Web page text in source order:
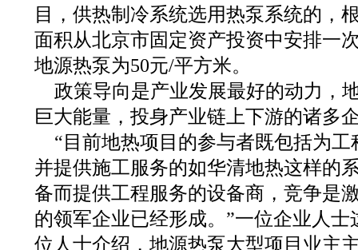
目，供热制冷系统选用热泵系统的，
面积从北京市固定资产投资中安排一
地源热泵为50元/平方米。
政策导向是产业发展最好的动力，
巨大能量，投身产业链上下游的诸多
“目前地热项目的参与者既包括为
并提供施工服务的如华清地热这样的
备而提供工程服务的设备商，竞争是
的领军企业已经形成。”一位企业人
位人士介绍，地源热泵大型项目业主